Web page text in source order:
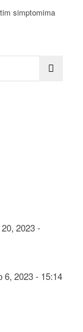
simptomima
2023 -
6, 2023 - 15:14